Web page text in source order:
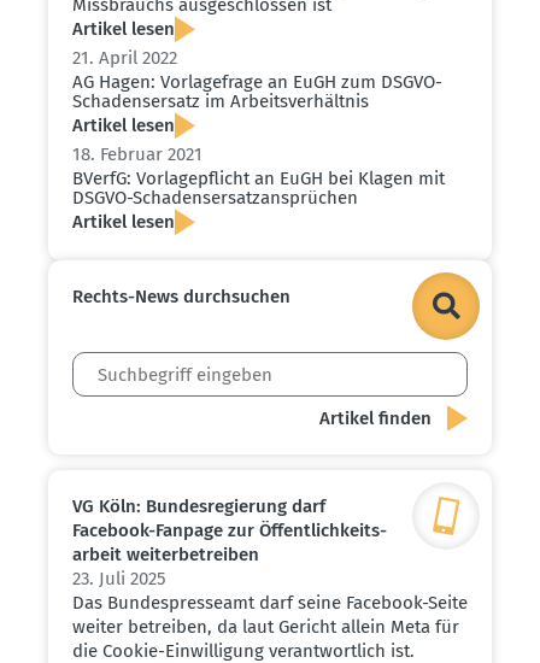
Missbrauchs ausge­schlossen ist
Artikel lesen
21. April 2022
AG Hagen: Vorla­ge­frage an EuGH zum DSGVO-
Schadens­ersatz im Arbeits­ver­hältnis
Artikel lesen
18. Februar 2021
BVerfG: Vorla­ge­pflicht an EuGH bei Klagen mit
DSGVO-Schadens­er­satz­an­sprüchen
Artikel lesen
Rechts-News durch­suchen
VG Köln: Bundes­re­gierung darf
Facebook-Fanpage zur Öffent­lich­keits­
arbeit weiter­be­treiben
23. Juli 2025
Das Bundespresseamt darf seine Facebook-Seite
weiter betreiben, da laut Gericht allein Meta für
die Cookie-Einwilligung verantwortlich ist.